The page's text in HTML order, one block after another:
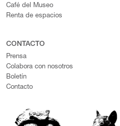
Café del Museo
Renta de espacios
CONTACTO
Prensa
Colabora con nosotros
Boletín
Contacto